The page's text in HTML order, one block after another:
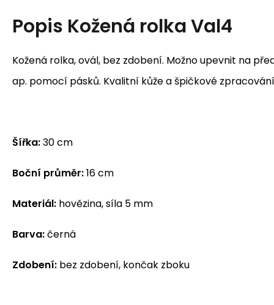
Popis Kožená rolka Val4
Kožená rolka, ovál, bez zdobení. Možno upevnit na
ap. pomocí pásků. Kvalitní kůže a špičkové
Šířka:30 cm
Boční průměr:16 cm
Materiál: hovězina, síla 5 mm
Barva:černá
Zdobení: bez zdobení, končak zboku